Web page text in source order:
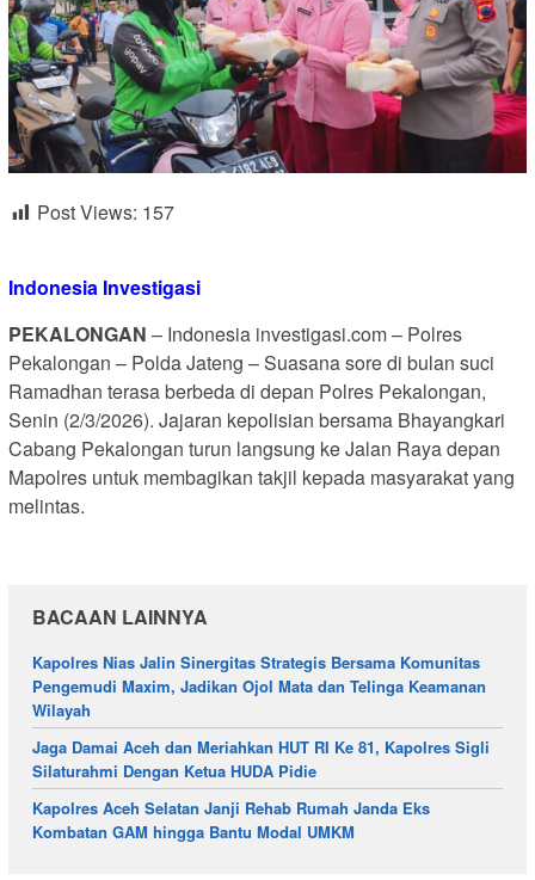
Post Views: 157
Indonesia Investigasi
PEKALONGAN – Indonesia investigasi.com – Polres
Pekalongan – Polda Jateng – Suasana sore di bulan suci
Ramadhan terasa berbeda di depan Polres Pekalongan,
Senin (2/3/2026). Jajaran kepolisian bersama Bhayangkari
Cabang Pekalongan turun langsung ke Jalan Raya depan
Mapolres untuk membagikan takjil kepada masyarakat yang
melintas.
BACAAN LAINNYA
Kapolres Nias Jalin Sinergitas Strategis Bersama Komunitas
Pengemudi Maxim, Jadikan Ojol Mata dan Telinga Keamanan
Wilayah
Jaga Damai Aceh dan Meriahkan HUT RI Ke 81, Kapolres Sigli
Silaturahmi Dengan Ketua HUDA Pidie
Kapolres Aceh Selatan Janji Rehab Rumah Janda Eks
Kombatan GAM hingga Bantu Modal UMKM